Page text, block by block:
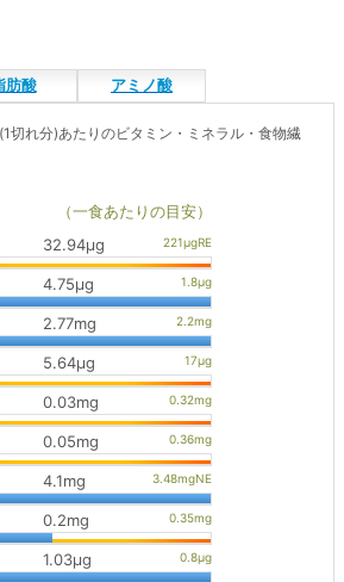
肪酸 アミノ酸
切れ分)あたりのビタミン・ミネラル・食物繊
（一食あたりの目安）
32.94μg
4.75μg
2.77mg
5.64μg
0.03mg
0.05mg
4.1mg
0.2mg
1.03μg